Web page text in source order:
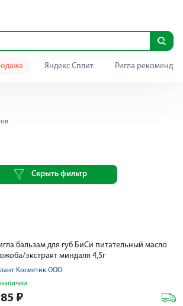
Яндекс Сплит Ригла
Скрыть фильтр
бальзам для губ БиСи питательный масло
экстракт миндаля 4,5г
Косметик ООО
₽